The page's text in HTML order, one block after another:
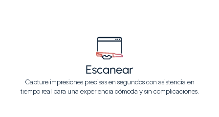
Escanear
Capture impresiones precisas en segundos con asistencia en
tiempo real para una experiencia cómoda y sin complicaciones.